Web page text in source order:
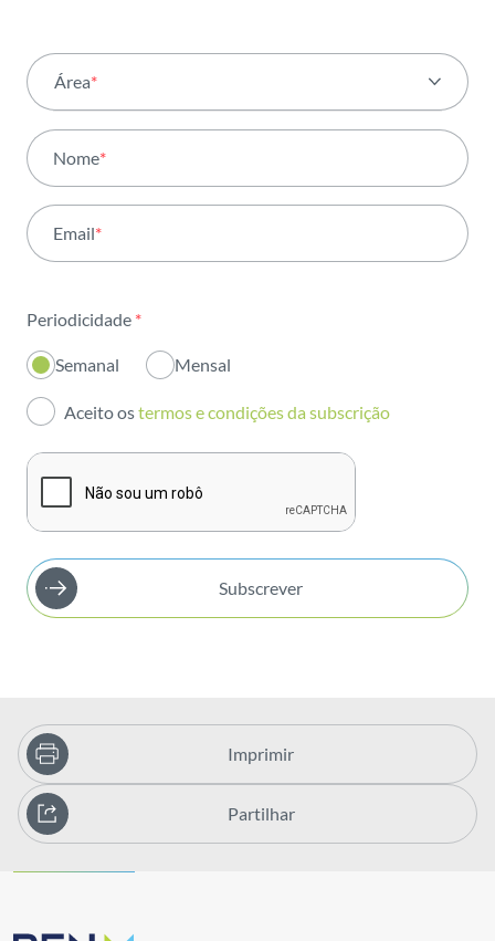
Área*
Atividade
Institucional
Inovação
Investidores
Publicações
Nome*
Email*
Periodicidade *
Semanal Mensal
Aceito ostermos e condições da subscrição
Subscrever
Imprimir
Partilhar